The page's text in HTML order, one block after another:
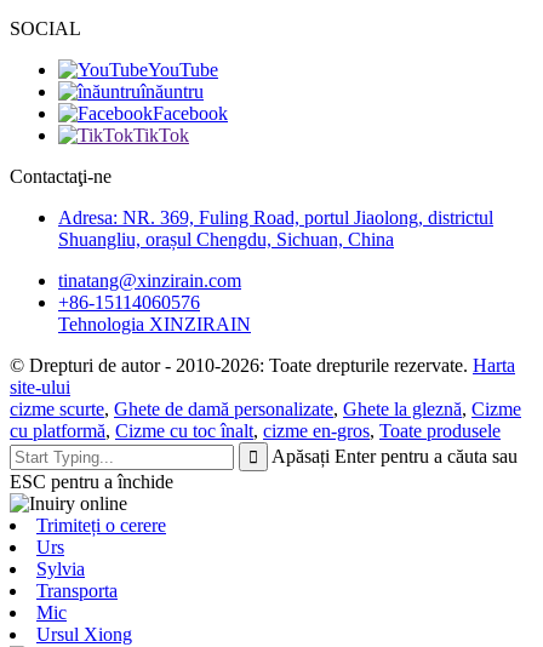
SOCIAL
YouTube
înăuntru
Facebook
TikTok
Contactaţi-ne
Adresa: NR. 369, Fuling Road, portul Jiaolong, districtul
Shuangliu, orașul Chengdu, Sichuan, China
tinatang@xinzirain.com
+86-15114060576
Tehnologia XINZIRAIN
© Drepturi de autor - 2010-2026: Toate drepturile rezervate. Harta
site-ului
cizme scurte, Ghete de damă personalizate, Ghete la gleznă, Cizme
cu platformă, Cizme cu toc înalt, cizme en-gros, Toate produsele
Apăsați Enter pentru a căuta sau
ESC pentru a închide
Trimiteți o cerere
Urs
Sylvia
Transporta
Mic
Ursul Xiong